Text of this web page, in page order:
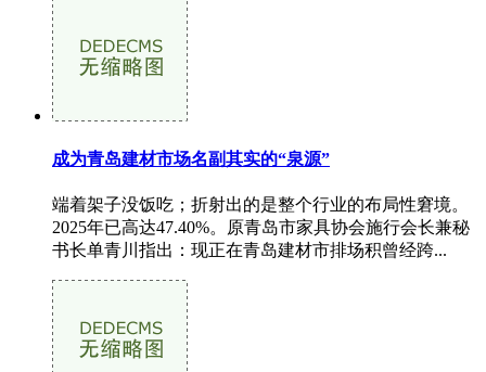
成为青岛建材市场名副其实的“泉源”
端着架子没饭吃；折射出的是整个行业的布局性窘境。
2025年已高达47.40%。原青岛市家具协会施行会长兼秘
书长单青川指出：现正在青岛建材市排场积曾经跨...